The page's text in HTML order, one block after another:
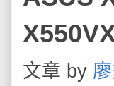
文章 by